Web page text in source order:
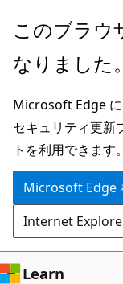
メ
ン
ン
テ
ン
ツ
に
ス
キ
ッ
このブラウ
なりました。
Microsoft Edge に
セキュリティ更新
トを利用できます。
Microsoft Edge
Internet
Learn